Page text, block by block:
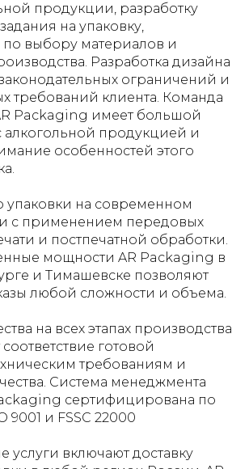
продукции, разработку
на упаковку,
по выбору материалов и
Разработка дизайна
ограничений и
требований клиента. Команда
Packaging имеет большой
алкогольной продукцией и
особенностей этого
упаковки на современном
с применением передовых
и постпечатной обработки.
мощности AR Packaging в
и Тимашевске позволяют
любой сложности и объема.
на всех этапах производства
готовой
требованиям и
Система менеджмента
сертифицирована по
9001 и FSSC 22000
услуги включают доставку